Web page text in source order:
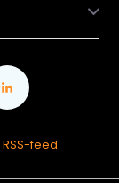
RSS-feed